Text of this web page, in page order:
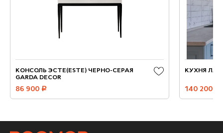
КОНСОЛЬ ЭСТЕ(ESTE) ЧЕРНО-СЕРАЯ
GARDA DECOR
86 900 руб.
КУХНЯ
140 200